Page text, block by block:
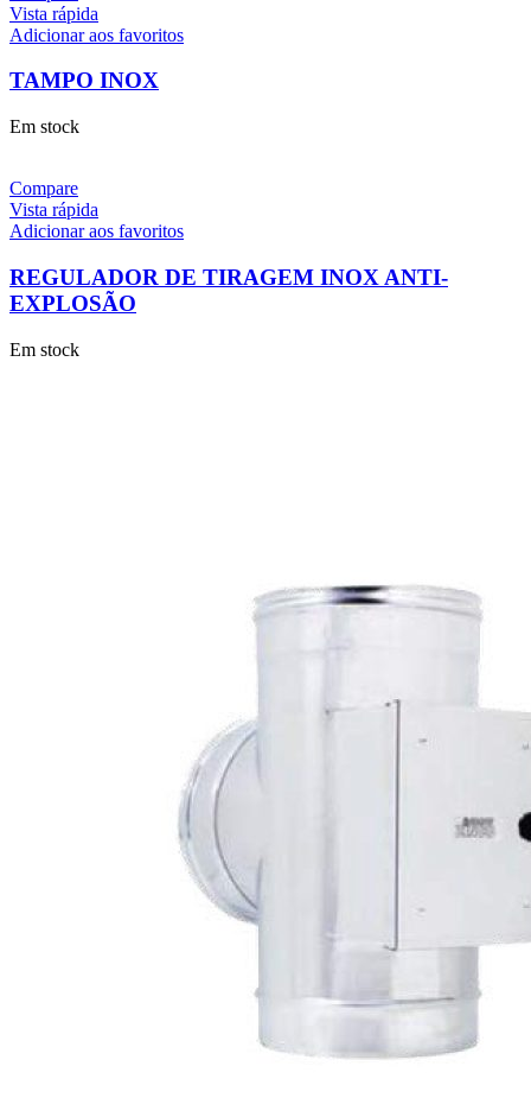
Vista rápida
Adicionar aos favoritos
TAMPO INOX
Em stock
Compare
Vista rápida
Adicionar aos favoritos
REGULADOR DE TIRAGEM INOX ANTI-
EXPLOSÃO
Em stock